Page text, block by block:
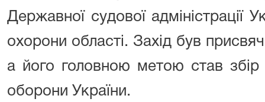
Державної судової адміністрації
охорони області. Захід був
а його головною метою став
оборони України.